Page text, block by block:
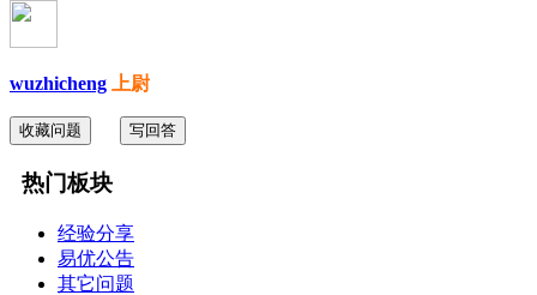
wuzhicheng 上尉
收藏问题 写回答
热门板块
经验分享
易优公告
其它问题